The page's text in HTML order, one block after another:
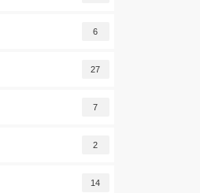
6
27
7
2
14